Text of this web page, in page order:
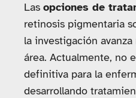
Las opciones de
retinosis pigmentaria
la investigación
área. Actualmente, no
definitiva para la
desarrollando